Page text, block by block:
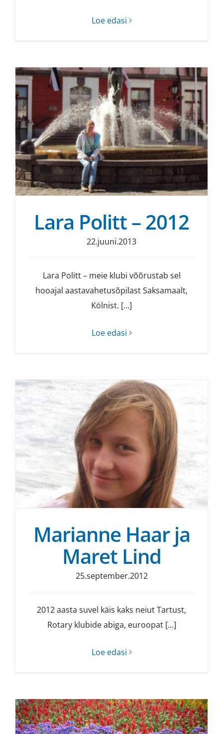
Loe edasi
Lara Politt – 2012
22.juuni.2013
Lara Politt – meie klubi võõrustab sel
hooajal aastavahetusõpilast Saksamaalt,
Kölnist. [...]
Loe edasi
Marianne Haar ja
Maret Lind
25.september.2012
2012 aasta suvel käis kaks neiut Tartust,
Rotary klubide abiga, euroopat [...]
Loe edasi